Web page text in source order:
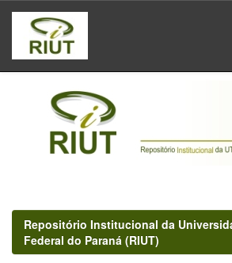
Skip
navigation
Repositório Institucional da
Federal do Paraná (RIUT)